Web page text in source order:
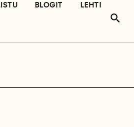
BLOGIT
LEHTI